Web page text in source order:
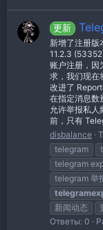
更新
新增了注册版
11.2.3
账户注册，因
求，我们现在
改进了
在指定消息数
允许举报私人
前，只有
disbalance
telegram
telegram
telegram 举
新闻动态
Ответы: 0